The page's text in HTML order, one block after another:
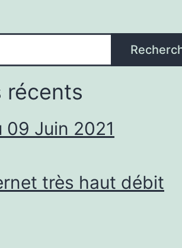
récents
09 Juin 2021
très haut débit